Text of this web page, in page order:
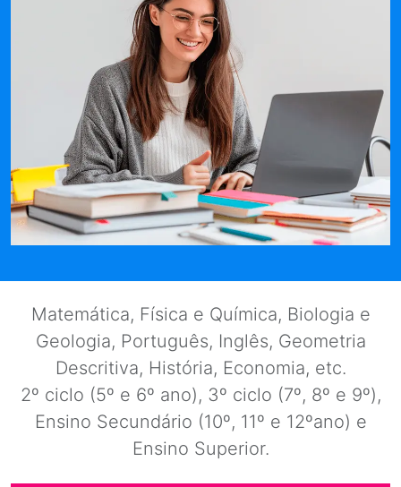
Matemática, Física e Química, Biologia e
Geologia, Português, Inglês, Geometria
Descritiva, História, Economia, etc.
2º ciclo (5º e 6º ano), 3º ciclo (7º, 8º e 9º),
Ensino Secundário (10º, 11º e 12ºano) e
Ensino Superior.